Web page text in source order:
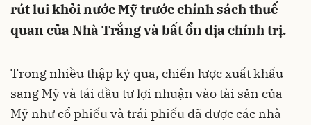
rút lui khỏi nước Mỹ trước chính sách thuế
quan của Nhà Trắng và bất ổn địa chính trị.
Trong nhiều thập kỷ qua, chiến lược xuất khẩu
sang Mỹ và tái đầu tư lợi nhuận vào tài sản của
Mỹ như cổ phiếu và trái phiếu đã được các nhà